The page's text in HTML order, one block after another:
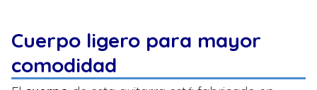
Cuerpo ligero para mayor
comodidad